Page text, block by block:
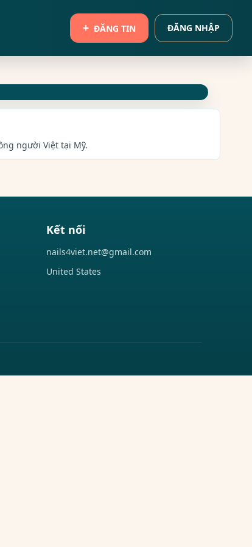
ĐĂNG TIN ĐĂNG NHẬP
người Việt tại Mỹ.
Kết nối
nails4viet.net@gmail.com
United States